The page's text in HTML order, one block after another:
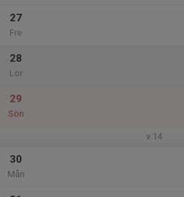
27
Fre
28
Lör
29
Sön
v.14
30
Mån